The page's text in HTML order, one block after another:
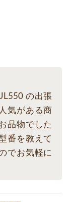
の出張
気がある商
品物でした
番を教えて
でお気軽に